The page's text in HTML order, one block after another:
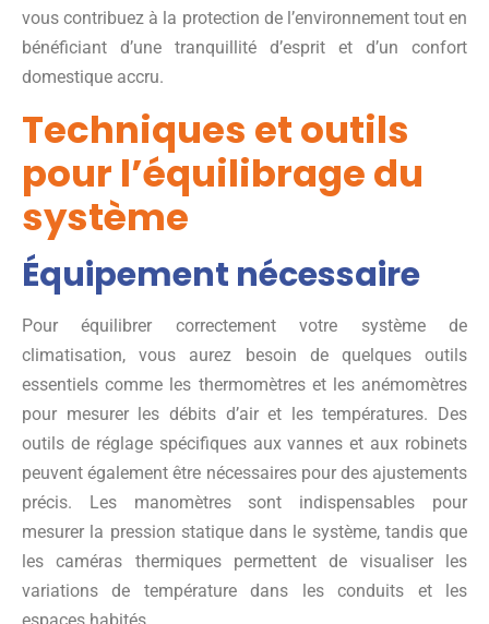
vous contribuez à la protection de l’environnement tout en
bénéficiant d’une tranquillité d’esprit et d’un confort
domestique accru.
Techniques et outils
pour l’équilibrage du
système
Équipement nécessaire
Pour équilibrer correctement votre système de
climatisation, vous aurez besoin de quelques outils
essentiels comme les thermomètres et les anémomètres
pour mesurer les débits d’air et les températures. Des
outils de réglage spécifiques aux vannes et aux robinets
peuvent également être nécessaires pour des ajustements
précis. Les manomètres sont indispensables pour
mesurer la pression statique dans le système, tandis que
les caméras thermiques permettent de visualiser les
variations de température dans les conduits et les